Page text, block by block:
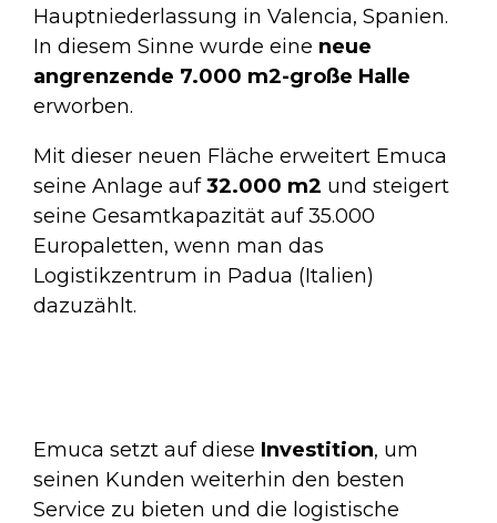
Hauptniederlassung in Valencia, Spanien.
In diesem Sinne wurde eine neue
angrenzende 7.000 m2-große Halle
erworben.
Mit dieser neuen Fläche erweitert Emuca
seine Anlage auf32.000 m2 und steigert
seine Gesamtkapazität auf 35.000
Europaletten, wenn man das
Logistikzentrum in Padua (Italien)
dazuzählt.
Emuca setzt auf diese Investition, um
seinen Kunden weiterhin den besten
Service zu bieten und die logistische